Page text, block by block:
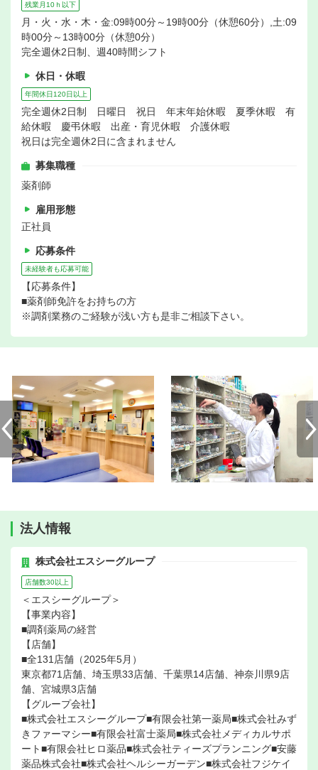
残業月10ｈ以下
月・火・水・木・金:09時00分～19時00分（休憩60分）,土:09
時00分～13時00分（休憩0分）
完全週休2日制、週40時間シフト
休日・休暇
年間休日120日以上
完全週休2日制 日曜日 祝日 年末年始休暇 夏季休暇 有
給休暇 慶弔休暇 出産・育児休暇 介護休暇
祝日は完全週休2日に含まれません
募集職種
薬剤師
雇用形態
正社員
応募条件
未経験者も応募可能
【応募条件】
■薬剤師免許をお持ちの方
※調剤業務のご経験が浅い方も是非ご相談下さい。
法人情報
株式会社エスシーグループ
店舗数30以上
＜エスシーグループ＞
【事業内容】
■調剤薬局の経営
【店舗】
■全131店舗（2025年5月）
東京都71店舗、埼玉県33店舗、千葉県14店舗、神奈川県9店
舗、宮城県3店舗
【グループ会社】
■株式会社エスシーグループ■有限会社第一薬局■株式会社みず
きファーマシー■有限会社富士薬局■株式会社メディカルサポ
ート■有限会社ヒロ薬品■株式会社ティーズプランニング■安藤
薬品株式会社■株式会社ヘルシーガーデン■株式会社フジケイ